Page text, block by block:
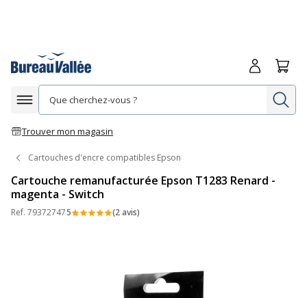
Afficher la navigation
Trouver mon magasin
Me
Cartouches d'encre compatibles Epson
Cartouche remanufacturée Epson T1283 Renard -
magenta - Switch
Ref. 793727475 (2 avis)